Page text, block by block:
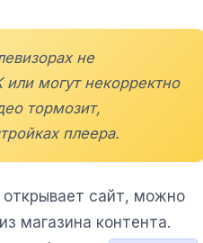
не
могут некорректно
тормозит,
плеера.
сайт, можно
магазина контента.